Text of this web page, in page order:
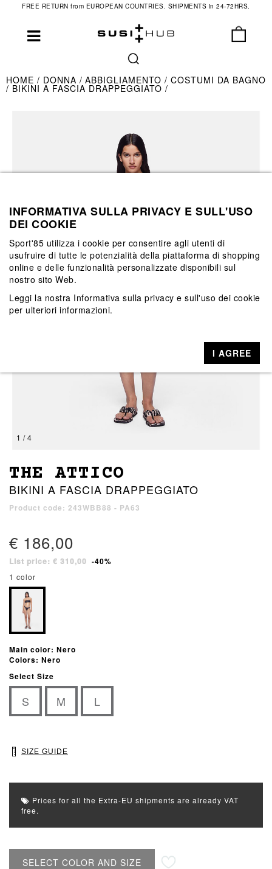
FREE RETURN from EUROPEAN COUNTRIES. SHIPMENTS in 24-72HRS.
HOME DONNA ABBIGLIAMENTO COSTUMI DA BAGNO
BIKINI A FASCIA DRAPPEGGIATO
1 / 4
THE ATTICO
BIKINI A FASCIA DRAPPEGGIATO
Product code: 243WBB88 - PA63
€ 186,00
List price: € 310,00 -40%
1 color
Main color: Nero
Colors: Nero
Select Size
S M L
SIZE GUIDE
Prices for all the Extra-EU shipments are already VAT
free.
SELECT COLOR AND SIZE
INFORMATIVA SULLA PRIVACY E SULL'USO
DEI COOKIE
Sport'85 utilizza i cookie per consentire agli utenti di
usufruire di tutte le potenzialità della piattaforma di shopping
online e delle funzionalità personalizzate disponibili sul
nostro sito Web.
Leggi la nostra Informativa sulla privacy e sull'uso dei cookie
per ulteriori informazioni.
I AGREE